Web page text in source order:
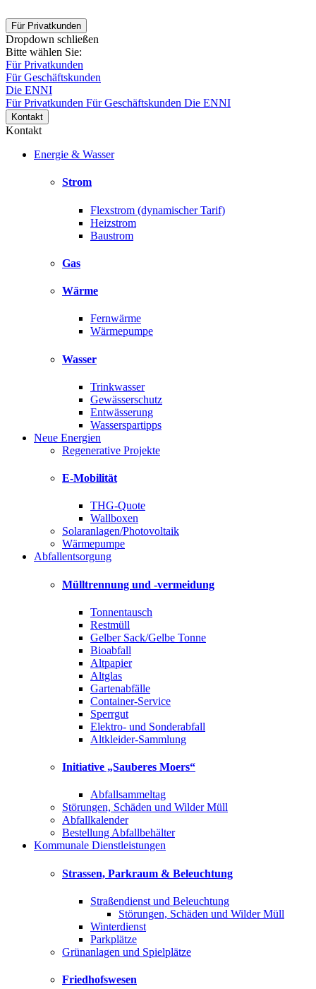
Für Privatkunden
Dropdown schließen
Bitte wählen Sie:
Für Privatkunden
Für Geschäftskunden
Die ENNI
Für Privatkunden Für Geschäftskunden Die ENNI
Kontakt
Kontakt
Energie & Wasser
Strom
Flexstrom (dynamischer Tarif)
Heizstrom
Baustrom
Gas
Wärme
Fernwärme
Wärmepumpe
Wasser
Trinkwasser
Gewässerschutz
Entwässerung
Wasserspartipps
Neue Energien
Regenerative Projekte
E-Mobilität
THG-Quote
Wallboxen
Solaranlagen/Photovoltaik
Wärmepumpe
Abfallentsorgung
Mülltrennung und -vermeidung
Tonnentausch
Restmüll
Gelber Sack/Gelbe Tonne
Bioabfall
Altpapier
Altglas
Gartenabfälle
Container-Service
Sperrgut
Elektro- und Sonderabfall
Altkleider-Sammlung
Initiative „Sauberes Moers“
Abfallsammeltag
Störungen, Schäden und Wilder Müll
Abfallkalender
Bestellung Abfallbehälter
Kommunale Dienstleistungen
Strassen, Parkraum & Beleuchtung
Straßendienst und Beleuchtung
Störungen, Schäden und Wilder Müll
Winterdienst
Parkplätze
Grünanlagen und Spielplätze
Friedhofswesen